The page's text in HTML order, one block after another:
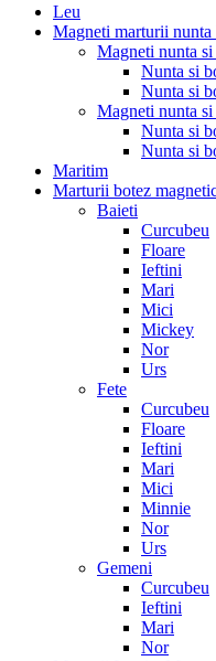
Leu
Magneti marturii nunta
Magneti nunta
Nunta si
Nunta si
Magneti nunta
Nunta si
Nunta si
Maritim
Marturii botez
Baieti
Curcubeu
Floare
Ieftini
Mari
Mici
Mickey
Nor
Urs
Fete
Curcubeu
Floare
Ieftini
Mari
Mici
Minnie
Nor
Urs
Gemeni
Curcubeu
Ieftini
Mari
Nor